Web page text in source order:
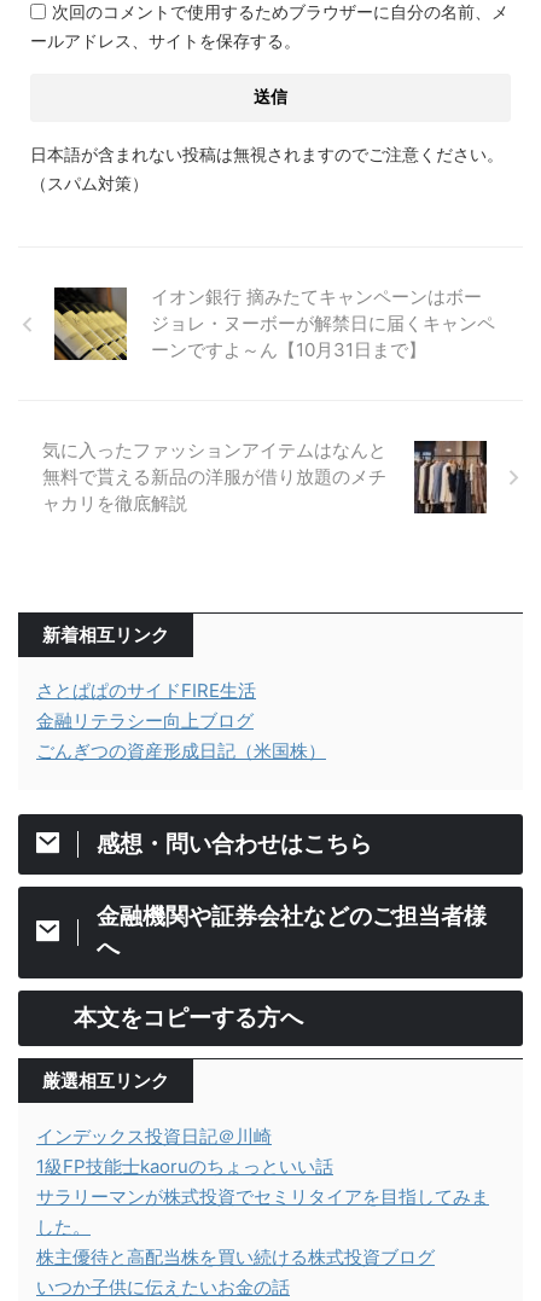
次回のコメントで使用するためブラウザーに自分の名前、メ
ールアドレス、サイトを保存する。
日本語が含まれない投稿は無視されますのでご注意ください。
（スパム対策）
イオン銀行 摘みたてキャンペーンはボー
ジョレ・ヌーボーが解禁日に届くキャンペ
ーンですよ～ん【10月31日まで】
気に入ったファッションアイテムはなんと
無料で貰える新品の洋服が借り放題のメチ
ャカリを徹底解説
新着相互リンク
さとぱぱのサイドFIRE生活
金融リテラシー向上ブログ
ごんぎつの資産形成日記（米国株）
感想・問い合わせはこちら
金融機関や証券会社などのご担当者様
へ
本文をコピーする方へ
厳選相互リンク
インデックス投資日記＠川崎
1級FP技能士kaoruのちょっといい話
サラリーマンが株式投資でセミリタイアを目指してみま
した。
株主優待と高配当株を買い続ける株式投資ブログ
いつか子供に伝えたいお金の話